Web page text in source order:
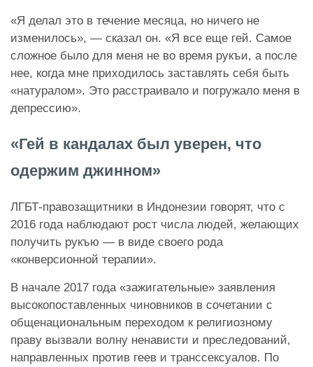
«Я делал это в течение месяца, но ничего не
изменилось», — сказал он. «Я все еще гей. Самое
сложное было для меня не во время рукъи, а после
нее, когда мне приходилось заставлять себя быть
«натуралом». Это расстраивало и погружало меня в
депрессию».
«Гей в кандалах был уверен, что
одержим джинном»
ЛГБТ-правозащитники в Индонезии говорят, что с
2016 года наблюдают рост числа людей, желающих
получить рукъю — в виде своего рода
«конверсионной терапии».
В начале 2017 года «зажигательные» заявления
высокопоставленных чиновников в сочетании с
общенациональным переходом к религиозному
праву вызвали волну ненависти и преследований,
направленных против геев и транссексуалов. По